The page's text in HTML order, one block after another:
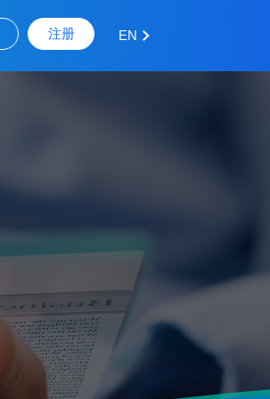
注册 EN